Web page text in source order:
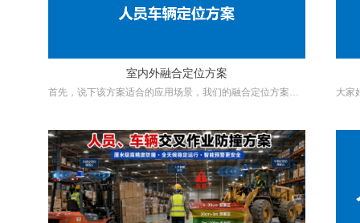
室内外融合定位方案
首先，说下该方案适合的应用场景，我们的融合定位方案适
室外精度可到3厘米，室内精度可到30厘米。
该方案可应用的领域有1，可用于油库人员定位；2，可用于
钢厂人员定位；3，可用于露天矿山人员定位；4，可用于化
工厂，港口码头人员定位；
大家